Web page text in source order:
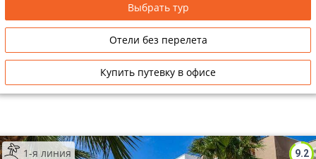
Выбрать тур
Отели без перелета
Купить путевку в офисе
9.2
1-я линия